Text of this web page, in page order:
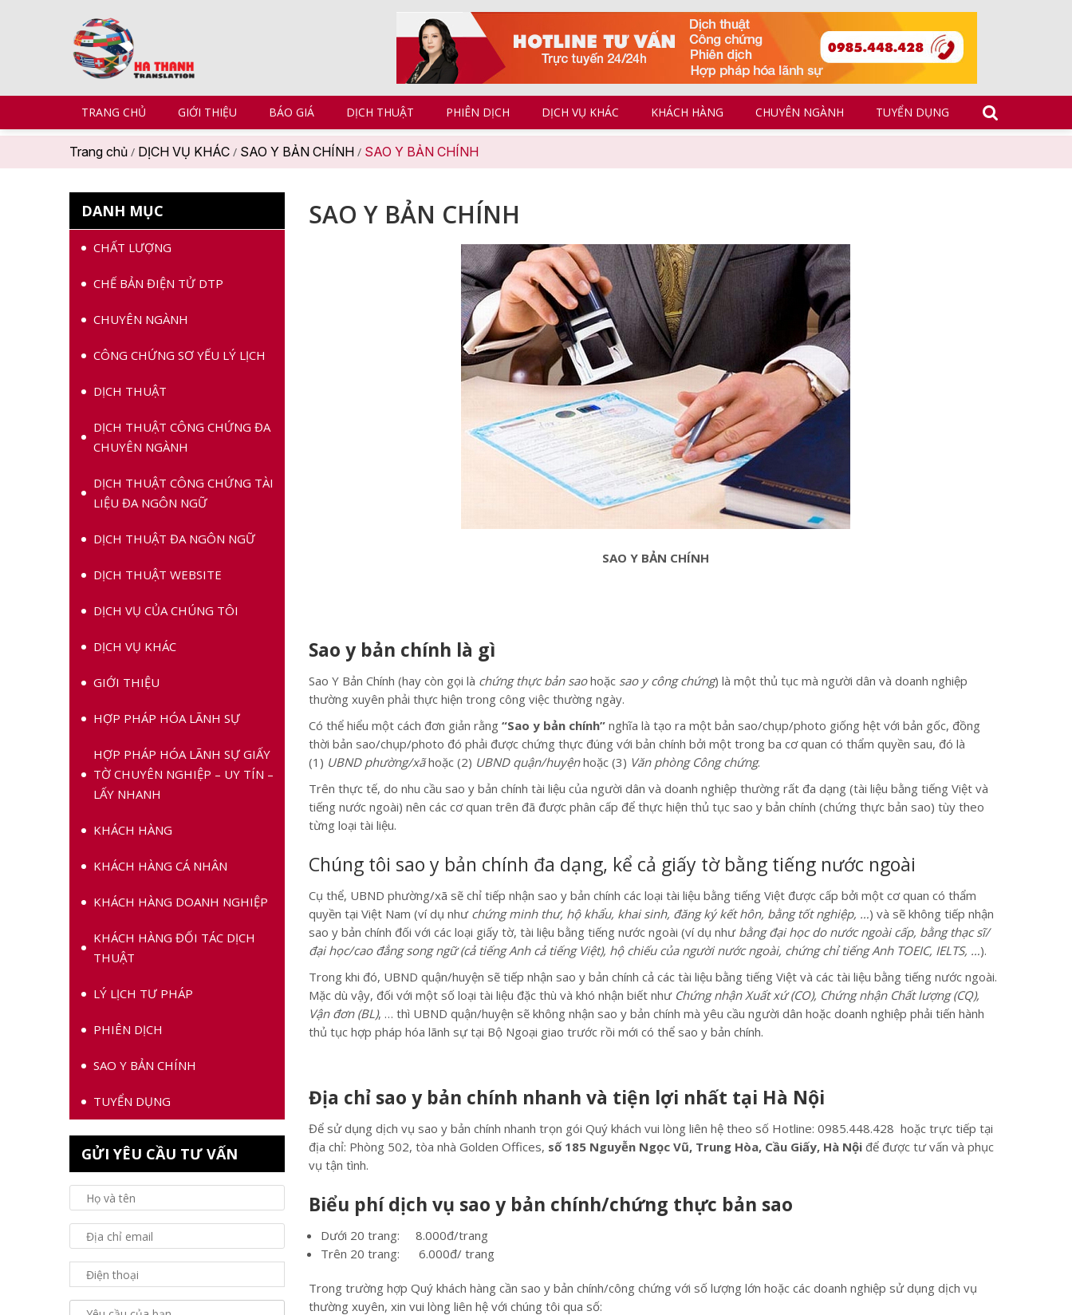
TRANG CHỦ GIỚI THIỆU BÁO GIÁ DỊCH THUẬT PHIÊN DỊCH DỊCH VỤ KHÁC KHÁCH HÀNG CHUYÊN NGÀNH TUYỂN DỤNG
Trang chủ / DỊCH VỤ KHÁC / SAO Y BẢN CHÍNH / SAO Y BẢN CHÍNH
SAO Y BẢN CHÍNH
SAO Y BẢN CHÍNH
Sao y bản chính là gì
Sao Y Bản Chính (hay còn gọi là chứng thực bản saohoặc sao y công chứng) là một thủ tục mà người dân và doanh nghiệp
thường xuyên phải thực hiện trong công việc thường ngày.
Có thể hiểu một cách đơn giản rằng “Sao y bản chính” nghĩa là tạo ra một bản sao/chụp/photo giống hệt với bản gốc, đồng
thời bản sao/chụp/photo đó phải được chứng thực đúng với bản chính bởi một trong ba cơ quan có thẩm quyền sau, đó là
(1) UBND phường/xãhoặc (2) UBND quận/huyệnhoặc (3) Văn phòng Công chứng.
Trên thực tế, do nhu cầu sao y bản chính tài liệu của người dân và doanh nghiệp thường rất đa dạng (tài liệu bằng tiếng Việt và
tiếng nước ngoài) nên các cơ quan trên đã được phân cấp để thực hiện thủ tục sao y bản chính (chứng thực bản sao) tùy theo
từng loại tài liệu.
Chúng tôi sao y bản chính đa dạng, kể cả giấy tờ bằng tiếng nước ngoài
Cụ thể, UBND phường/xã sẽ chỉ tiếp nhận sao y bản chính các loại tài liệu bằng tiếng Việt được cấp bởi một cơ quan có thẩm
quyền tại Việt Nam (ví dụ như chứng minh thư, hộ khẩu, khai sinh, đăng ký kết hôn, bằng tốt nghiệp, …) và sẽ không tiếp nhận
sao y bản chính đối với các loại giấy tờ, tài liệu bằng tiếng nước ngoài (ví dụ như bằng đại học do nước ngoài cấp, bằng thạc sĩ/
đại học/cao đẳng song ngữ (cả tiếng Anh cả tiếng Việt), hộ chiếu của người nước ngoài, chứng chỉ tiếng Anh TOEIC, IELTS, …).
Trong khi đó, UBND quận/huyện sẽ tiếp nhận sao y bản chính cả các tài liệu bằng tiếng Việt và các tài liệu bằng tiếng nước ngoài.
Mặc dù vậy, đối với một số loại tài liệu đặc thù và khó nhận biết như Chứng nhận Xuất xứ (CO), Chứng nhận Chất lượng (CQ),
Vận đơn (BL), … thì UBND quận/huyện sẽ không nhận sao y bản chính mà yêu cầu người dân hoặc doanh nghiệp phải tiến hành
thủ tục hợp pháp hóa lãnh sự tại Bộ Ngoại giao trước rồi mới có thể sao y bản chính.
Địa chỉ sao y bản chính nhanh và tiện lợi nhất tại Hà Nội
Để sử dụng dịch vụ sao y bản chính nhanh trọn gói Quý khách vui lòng liên hệ theo số Hotline: 0985.448.428 hoặc trực tiếp tại
địa chỉ: Phòng 502, tòa nhà Golden Offices, số 185 Nguyễn Ngọc Vũ, Trung Hòa, Cầu Giấy, Hà Nội để được tư vấn và phục
vụ tận tình.
Biểu phí dịch vụ sao y bản chính/chứng thực bản sao
Dưới 20 trang: 8.000đ/trang
Trên 20 trang: 6.000đ/ trang
Trong trường hợp Quý khách hàng cần sao y bản chính/công chứng với số lượng lớn hoặc các doanh nghiệp sử dụng dịch vụ
thường xuyên, xin vui lòng liên hệ với chúng tôi qua số:
DANH MỤC
CHẤT LƯỢNG
CHẾ BẢN ĐIỆN TỬ DTP
CHUYÊN NGÀNH
CÔNG CHỨNG SƠ YẾU LÝ LỊCH
DỊCH THUẬT
DỊCH THUẬT CÔNG CHỨNG ĐA
CHUYÊN NGÀNH
DỊCH THUẬT CÔNG CHỨNG TÀI
LIỆU ĐA NGÔN NGỮ
DỊCH THUẬT ĐA NGÔN NGỮ
DỊCH THUẬT WEBSITE
DỊCH VỤ CỦA CHÚNG TÔI
DỊCH VỤ KHÁC
GIỚI THIỆU
HỢP PHÁP HÓA LÃNH SỰ
HỢP PHÁP HÓA LÃNH SỰ GIẤY
TỜ CHUYÊN NGHIỆP – UY TÍN –
LẤY NHANH
KHÁCH HÀNG
KHÁCH HÀNG CÁ NHÂN
KHÁCH HÀNG DOANH NGHIỆP
KHÁCH HÀNG ĐỐI TÁC DỊCH
THUẬT
LÝ LỊCH TƯ PHÁP
PHIÊN DỊCH
SAO Y BẢN CHÍNH
TUYỂN DỤNG
GỬI YÊU CẦU TƯ VẤN